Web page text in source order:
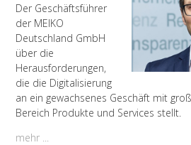
Der Geschäftsführer
der MEIKO
Deutschland GmbH
über die
Herausforderungen,
die die Digitalisierung
an ein gewachsenes Geschäft mit
Bereich Produkte und Services stellt.
mehr ...